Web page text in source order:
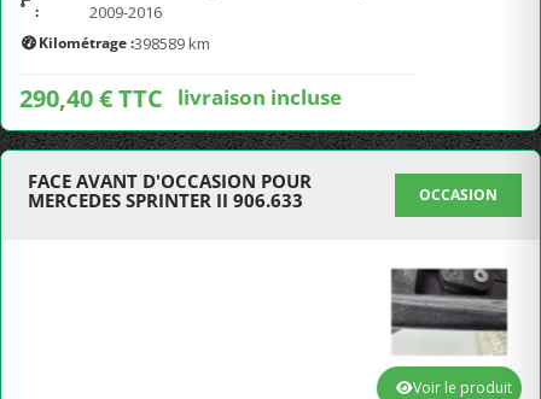
:
2009-2016
Kilométrage :398589 km
290,40 € TTC livraison incluse
FACE AVANT D'OCCASION POUR
MERCEDES SPRINTER II 906.633
OCCASION
Voir le produit